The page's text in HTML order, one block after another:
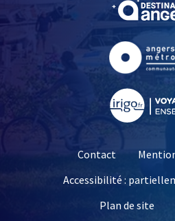
Contact
Accessibilité :
Plan de site